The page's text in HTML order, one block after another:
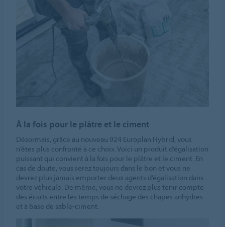
À la fois pour le plâtre et le ciment
Désormais, grâce au nouveau 924 Europlan Hybrid, vous
n’êtes plus confronté à ce choix. Voici un produit d’égalisation
puissant qui convient à la fois pour le plâtre et le ciment. En
cas de doute, vous serez toujours dans le bon et vous ne
devrez plus jamais emporter deux agents d’égalisation dans
votre véhicule. De même, vous ne devrez plus tenir compte
des écarts entre les temps de séchage des chapes anhydres
et à base de sable-ciment.